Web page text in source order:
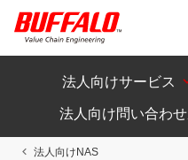
法人向けサービス
法人向け問い合わ
法人向けNAS